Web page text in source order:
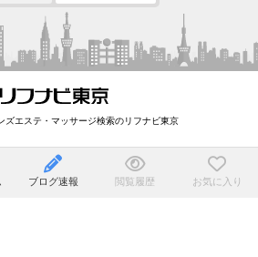
エステ・マッサージ検索のリフナビ東京
ブログ速報 閲覧履歴 お気に入り